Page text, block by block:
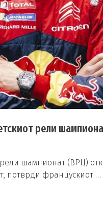
рели
шампионат (ВРЦ)
потврди францускиот …